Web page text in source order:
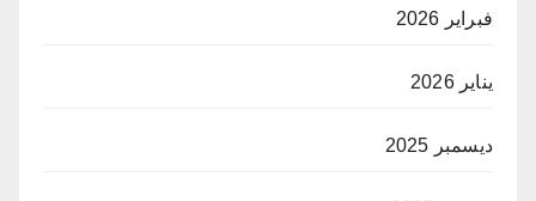
فبراير 2026
يناير 2026
ديسمبر 2025